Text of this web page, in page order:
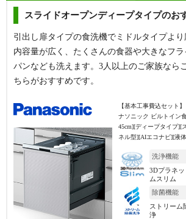
スライドオープンディープタイプのお
引出し扉タイプの食洗機でミドルタイプより
内容量が広く、たくさんの食器や大きなフラ
パンなども洗えます。3人以上のご家族ならこ
ちらがおすすめです。
【基本工事費込セット】
ナソニック ビルトイン
45cm][ディープタイプ][
ネル型][AIエコナビ][液
洗浄機能
3Dプラネッ
ムスリム
除菌機能
ストリーム
浄